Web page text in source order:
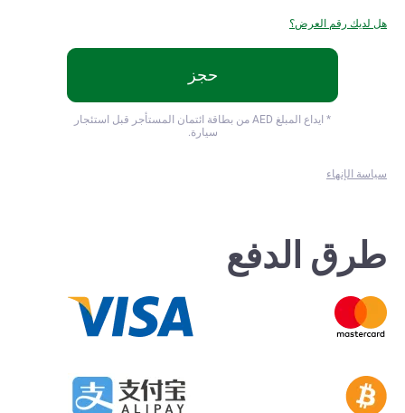
هل لديك رقم العرض؟
سياسة الإنهاء
حجز
* ايداع المبلغ
AED من بطاقة ائتمان المستأجر قبل استئجار
سيارة.
طرق الدفع